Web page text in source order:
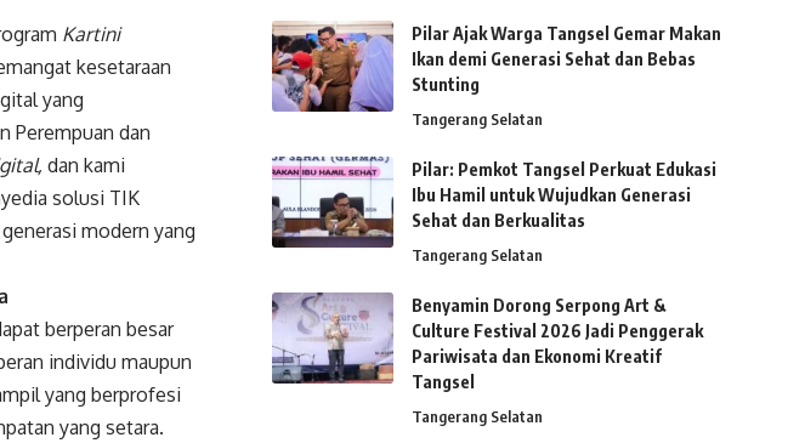
Kartini
kesetaraan
yang
Perempuan dan
dan kami
solusi TIK
modern yang
berperan besar
individu maupun
yang berprofesi
yang setara.
Pilar Ajak Warga Tangsel Gemar Makan
Ikan demi Generasi Sehat dan Bebas
Stunting
Tangerang Selatan
Pilar: Pemkot Tangsel Perkuat Edukasi
Ibu Hamil untuk Wujudkan Generasi
Sehat dan Berkualitas
Tangerang Selatan
Benyamin Dorong Serpong Art &
Culture Festival 2026 Jadi Penggerak
Pariwisata dan Ekonomi Kreatif
Tangsel
Tangerang Selatan